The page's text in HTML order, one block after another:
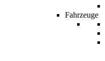
Fahrzeuge